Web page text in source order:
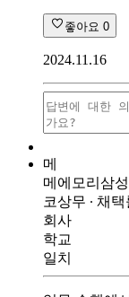
좋아요 0
2024.11.16
메
메에모리 삼
코상무 ∙ 채택
회사
학교
일치